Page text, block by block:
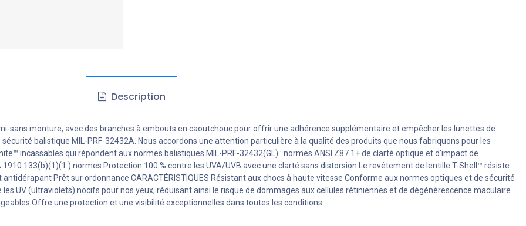
Description
sans monture, avec des branches à embouts en caoutchouc pour offrir une adhérence supplémentaire et empêcher les lunettes de
balistique MIL-PRF-32432A. Nous accordons une attention particulière à la qualité des produits que nous fabriquons pour les
incassables qui répondent aux normes balistiques MIL-PRF-32432(GL) : normes ANSI Z87.1+ de clarté optique et d'impact de
) normes Protection 100 % contre les UVA/UVB avec une clarté sans distorsion Le revêtement de lentille T-Shell™ résiste
antidérapant Prêt sur ordonnance CARACTÉRISTIQUES Résistant aux chocs à haute vitesse Conforme aux normes optiques et de sécurité
les UV (ultraviolets) nocifs pour nos yeux, réduisant ainsi le risque de dommages aux cellules rétiniennes et de dégénérescence maculaire
Offre une protection et une visibilité exceptionnelles dans toutes les conditions